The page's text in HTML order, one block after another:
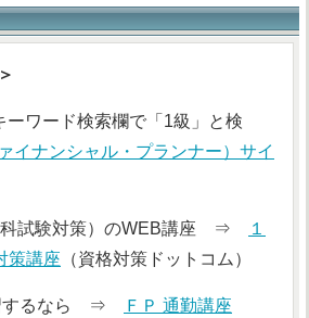
ワード検索欄で「1級」と検
イナンシャル・プランナー）サイ
科試験対策）のWEB講座 ⇒
１
策講座 （資格対策ドットコム）
するなら ⇒ ＦＰ 通勤講座